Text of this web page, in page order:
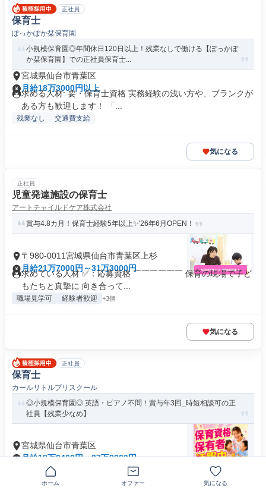
正社員
保育士
ぽっかぽか栞保育園
小規模保育園◎年間休日120日以上！残業なしで働ける【ぽっかぽ
か栞保育園】での正社員保育士...
宮城県仙台市青葉区
月給18万3000円以上
求める人材: 要・保育士資格 実務経験の浅い方や、ブランクが
ある方も歓迎します！ 「...
残業なし 交通費支給
気になる
正社員
児童発達施設の保育士
アートチャイルドケア株式会社
賞与4.8カ月！保育士経験5年以上✨'26年6月OPEN！
〒980-0011宮城県仙台市青葉区上杉
月給21万7000円～31万3000円
求めている人材 ✅：応募資格 ￣￣￣￣￣￣ 保育の現場で子ど
もたちと真摯に 向き合って...
職場見学可 経験者歓迎 +3個
気になる
正社員
保育士
カールリトルプリスクール
◎小規模保育園◎ 英語・ピアノ不問！賞与年3回_時短相談可の正
社員【残業少なめ】
宮城県仙台市青葉区
月給18万9460円～27万9900円
のいずれかの資格をお持ちの...
交通費支給
ホーム オファー 気になる